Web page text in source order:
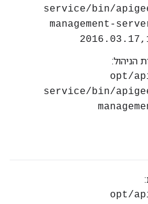
service/bin/
management-
הניהול:
> /opt/
service/bin/
> /opt/